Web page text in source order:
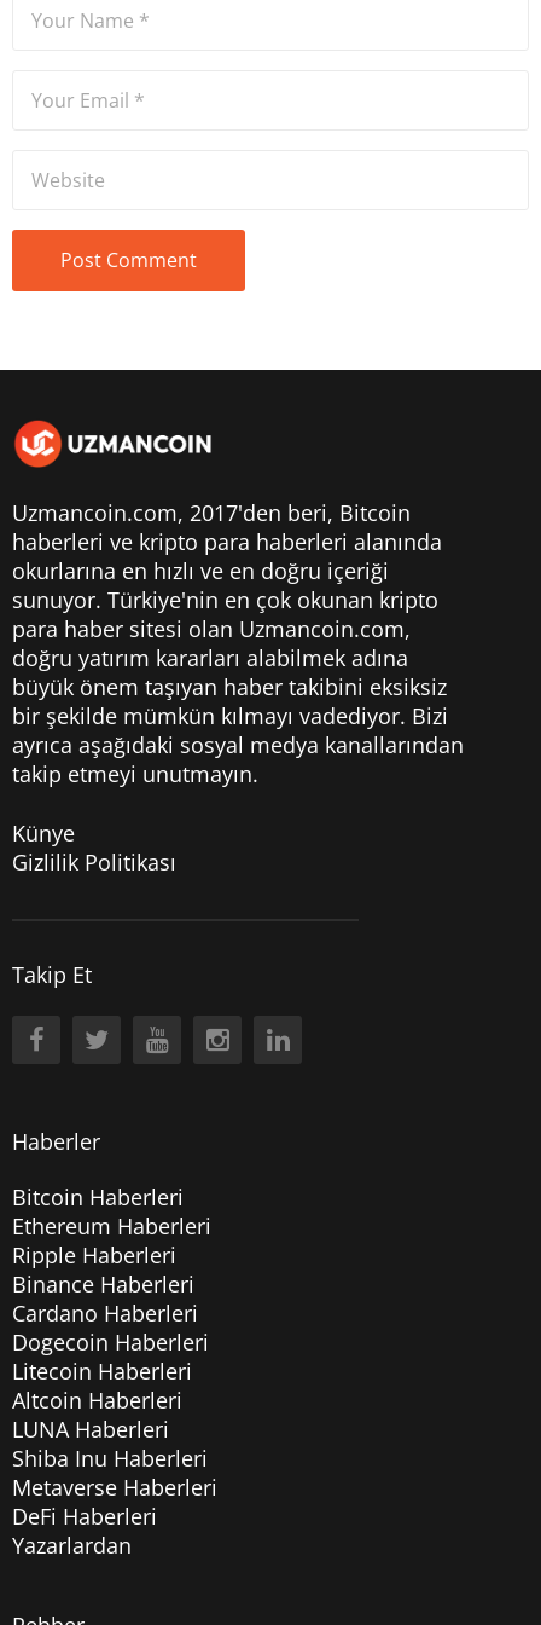
Uzmancoin.com, 2017'den beri, Bitcoin
haberleri ve kripto para haberleri alanında
okurlarına en hızlı ve en doğru içeriği
sunuyor. Türkiye'nin en çok okunan kripto
para haber sitesi olan Uzmancoin.com,
doğru yatırım kararları alabilmek adına
büyük önem taşıyan haber takibini eksiksiz
bir şekilde mümkün kılmayı vadediyor. Bizi
ayrıca aşağıdaki sosyal medya kanallarından
takip etmeyi unutmayın.
Künye
Gizlilik Politikası
Takip Et
Haberler
Bitcoin Haberleri
Ethereum Haberleri
Ripple Haberleri
Binance Haberleri
Cardano Haberleri
Dogecoin Haberleri
Litecoin Haberleri
Altcoin Haberleri
LUNA Haberleri
Shiba Inu Haberleri
Metaverse Haberleri
DeFi Haberleri
Yazarlardan